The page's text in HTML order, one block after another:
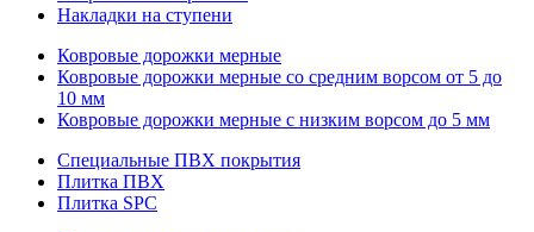
Накладки на ступени
Ковровые дорожки мерные
Ковровые дорожки мерные со средним ворсом от 5 до
10 мм
Ковровые дорожки мерные с низким ворсом до 5 мм
Специальные ПВХ покрытия
Плитка ПВХ
Плитка SPC